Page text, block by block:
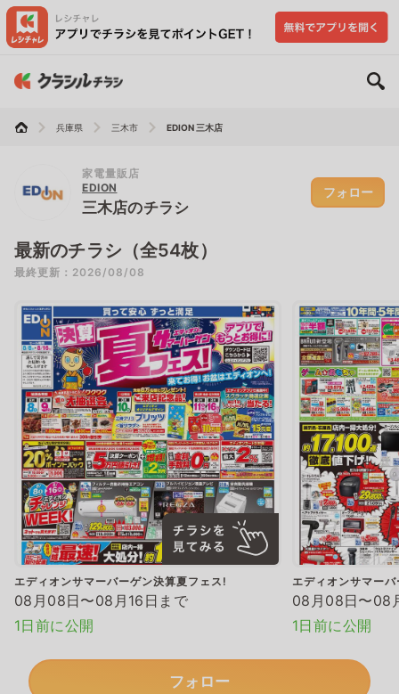
兵庫県 三木市 EDION 三木店
家電量販店
EDION
三木店のチラシ
フォロー
最新のチラシ（全54枚）
最終更新：2026/08/08
エディオンサマーバーゲン決算夏フェス!
08月08日〜08月16日まで
1日前に公開
エディオンサマー
08月08日〜08
1日前に公開
フォロー